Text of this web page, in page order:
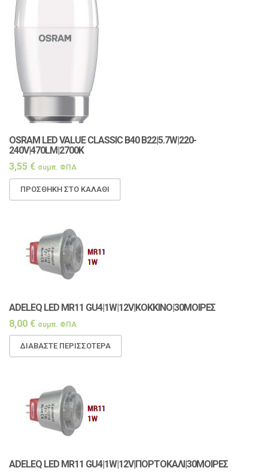
OSRAM LED VALUE CLASSIC Β40 B22|5.7W|220-
240V|470LM|2700K
3,55 € συμπ. ΦΠΑ
ΠΡΟΣΘΉΚΗ ΣΤΟ ΚΑΛΆΘΙ
ADELEQ LED MR11 GU4|1W|12V|ΚΟΚΚΙΝΟ|30ΜΟΙΡΕΣ
8,00 € συμπ. ΦΠΑ
ΔΙΑΒΆΣΤΕ ΠΕΡΙΣΣΌΤΕΡΑ
ADELEQ LED MR11 GU4|1W|12V|ΠΟΡΤΟΚΑΛΙ|30ΜΟΙΡΕΣ